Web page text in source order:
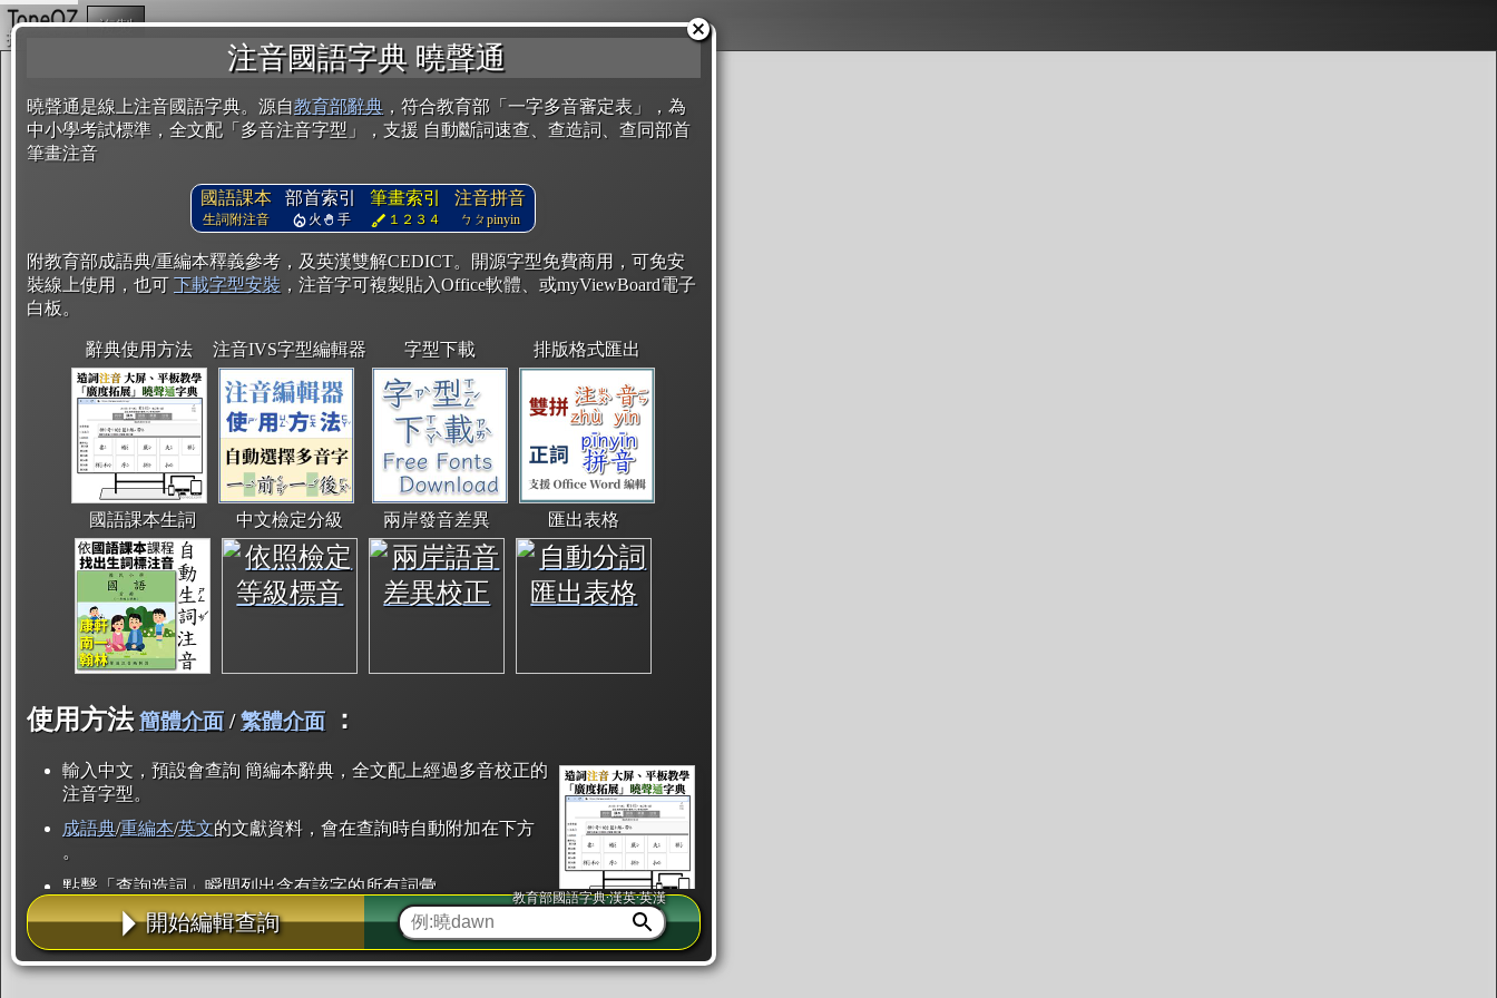
注音國語字典 曉聲通
曉聲通是線上注音國語字典。源自教育部辭典 ，符合教育部「一字多音審定表」，為
中小學考試標準，全文配「多音注音字型」，支援 自動斷詞速查、查造詞、查同部首
筆畫注音
國語課本
生詞附注音
部首索引
火 手
筆畫索引
１２３４
注音拼音
ㄅㄆpinyin
附教育部成語典/重編本釋義參考，及英漢雙解CEDICT。開源字型免費商用，可免安
裝線上使用，也可 下載字型安裝 ，注音字可複製貼入Office軟體、或myViewBoard電子
白板。
辭典使用方法 注音IVS字型編輯器 字型下載 排版格式匯出
國語課本生詞 中文檢定分級 兩岸發音差異 匯出表格
使用方法 簡體介面/繁體介面 ：
輸入中文，預設會查詢 簡編本辭典，全文配上經過多音校正的
注音字型。
成語典/重編本/英文的文獻資料，會在查詢時自動附加在下方
。
點擊「查詢造詞」瞬間列出含有該字的所有詞彙。
點「部首」瞬間列出所有「同部首字」。也支援查詢「同注音」或「同筆畫」。
辭典解釋的全文都經過自動斷詞，點擊便可瞬間「連續查詢」此字詞的解釋，不
用手動重複輸入。
開始編輯查詢
教育部國語字典·漢英·英漢
複製